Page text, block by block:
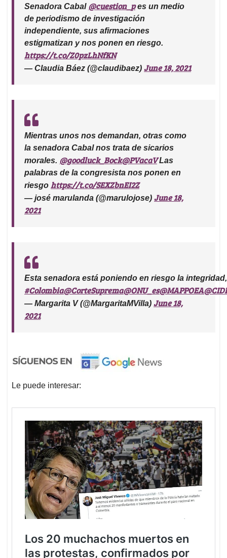
Senadora Cabal @cuestion_pes un medio
de periodismo de investigación
independiente, sus afirmaciones
estigmatizan y nos ponen en riesgo.
https://t.co/Z0pzLhNfKN
— Claudia Báez (@claudibaez) June 18, 2021
Mientras unos nos demandan, otras como
la senadora Cabal nos trata de sicarios
morales. @goodluck_Bock@PVacaVLas
palabras de la congresista nos ponen en
riesgo https://t.co/SEXZbnEI2Z
— josé marulanda (@marulojose) June 18,
2021
Esta senadora está poniendo en riesgo la
#Colombia@CorteSuprema@ONU_es@MAPPOEA
— Margarita V (@MargaritaMVilla) June 18,
2021
Le puede interesar: